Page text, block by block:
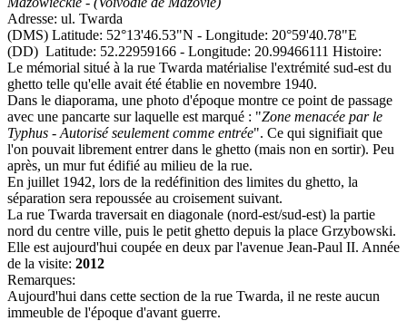
Adresse: ul. Twarda
(DMS) Latitude: 52°13'46.53"N - Longitude: 20°59'40.78"E
(DD) Latitude: 52.22959166 - Longitude: 20.99466111 Histoire:
Le mémorial situé à la rue Twarda matérialise l'extrémité sud-est du
ghetto telle qu'elle avait été établie en novembre 1940.
Dans le diaporama, une photo d'époque montre ce point de passage
avec une pancarte sur laquelle est marqué : "Zone menacée par le
Typhus - Autorisé seulement comme entrée". Ce qui signifiait que
l'on pouvait librement entrer dans le ghetto (mais non en sortir). Peu
après, un mur fut édifié au milieu de la rue.
En juillet 1942, lors de la redéfinition des limites du ghetto, la
séparation sera repoussée au croisement suivant.
La rue Twarda traversait en diagonale (nord-est/sud-est) la partie
nord du centre ville, puis le petit ghetto depuis la place Grzybowski.
Elle est aujourd'hui coupée en deux par l'avenue Jean-Paul II. Année
de la visite: 2012
Remarques:
Aujourd'hui dans cette section de la rue Twarda, il ne reste aucun
immeuble de l'époque d'avant guerre.